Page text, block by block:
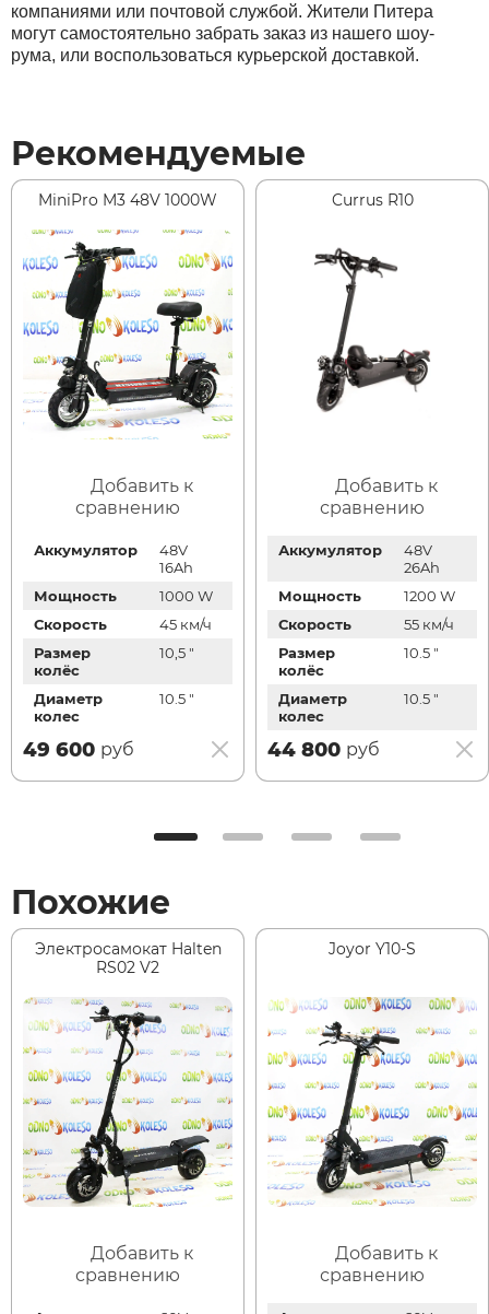
компаниями или почтовой службой. Жители Питера
могут самостоятельно забрать заказ из нашего шоу-
рума, или воспользоваться курьерской доставкой.
Рекомендуемые
MiniPro M3 48V 1000W
Добавить к
сравнению
Аккумулятор
48V
16Ah
Мощность
1000 W
Скорость
45 км/ч
Размер
колёс
10,5 "
Диаметр
колес
10.5 "
49 600 руб
Currus R10
Добавить к
сравнению
Аккумулятор
48V
26Ah
Мощность
1200 W
Скорость
55 км/ч
Размер
колёс
10.5 "
Диаметр
колес
10.5 "
44 800 руб
Похожие
Электросамокат Halten
RS02 V2
Добавить к
сравнению
Joyor Y10-S
Добавить к
сравнению